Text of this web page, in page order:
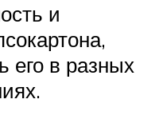
и
его в разных